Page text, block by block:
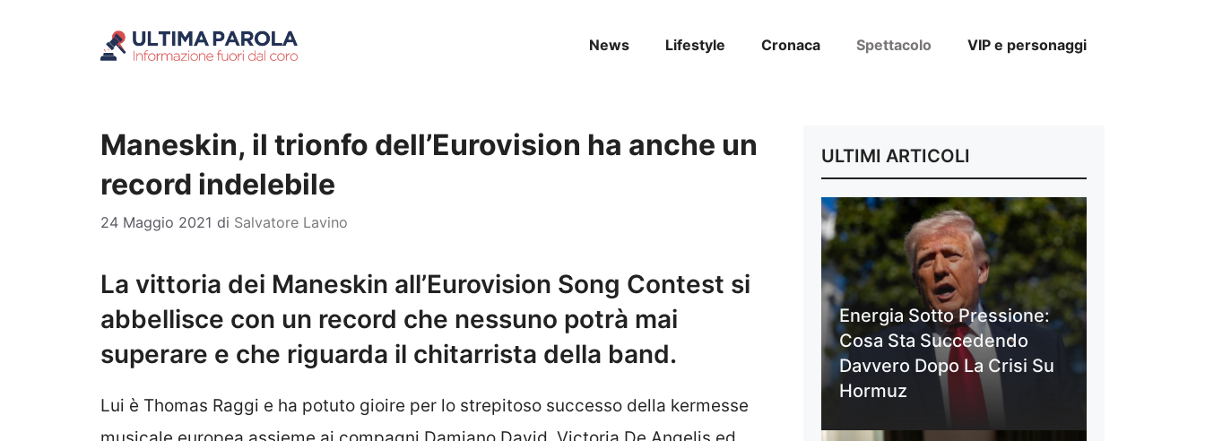
News Lifestyle Cronaca Spettacolo VIP e personaggi
Maneskin, il trionfo dell’Eurovision ha anche un
record indelebile
24 Maggio 2021 di Salvatore Lavino
La vittoria dei Maneskin all’Eurovision Song Contest si
abbellisce con un record che nessuno potrà mai
superare e che riguarda il chitarrista della band.
Lui è Thomas Raggi e ha potuto gioire per lo strepitoso successo della kermesse
ULTIMI ARTICOLI
Energia Sotto Pressione:
Cosa Sta Succedendo
Davvero Dopo La Crisi Su
Hormuz